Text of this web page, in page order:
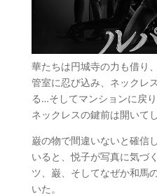
華たちは円城寺の力も借り
管室に忍び込み、ネックレ
る…そしてマンションに戻
ネックレスの鍵前は開いて
巌の物で間違いないと確信
いると、悦子が写真に気づ
ツ、巌、そしてなぜか和馬
いた。